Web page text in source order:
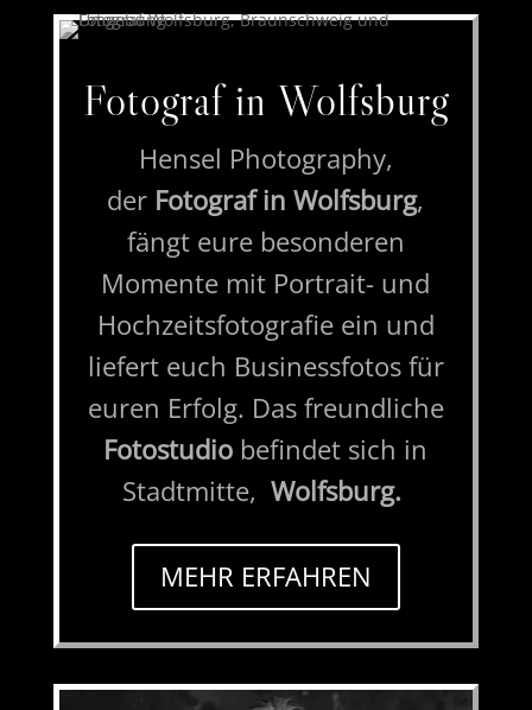
Fotograf in Wolfsburg
Hensel Photography,
der Fotograf in Wolfsburg,
fängt eure besonderen
Momente mit Portrait- und
Hochzeitsfotografie ein und
liefert euch Businessfotos für
euren Erfolg. Das freundliche
Fotostudio befindet sich in
Stadtmitte,Wolfsburg.
MEHR ERFAHREN